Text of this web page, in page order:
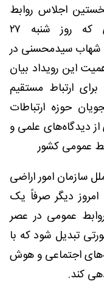
اجلاس روابط
عمومی‌های وزارت جهاد کشاورزی که روز شنبه ۲۷
شهاب سیدمحسنی در
این رویداد بیان
ارتباط مستقیم
حوزه ارتباطات
از دیدگاه‌های علمی و
عمومی کشور
سازمان امور اراضی
امروز دیگر صرفاً یک
عمومی در عصر
تبدیل شود که با
اجتماعی و هوش
کند.